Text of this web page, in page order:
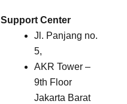
Support Center
Jl. Panjang no.
5,
AKR Tower –
9th Floor
Jakarta Barat